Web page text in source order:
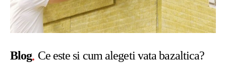
Blog Ce este si cum alegeti vata bazaltica?